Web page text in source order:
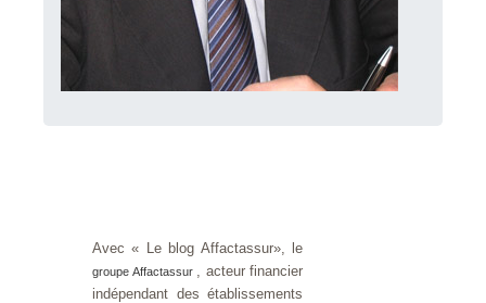
Avec « Le blog Affactassur», le
groupe Affactassur , acteur financier
indépendant des établissements